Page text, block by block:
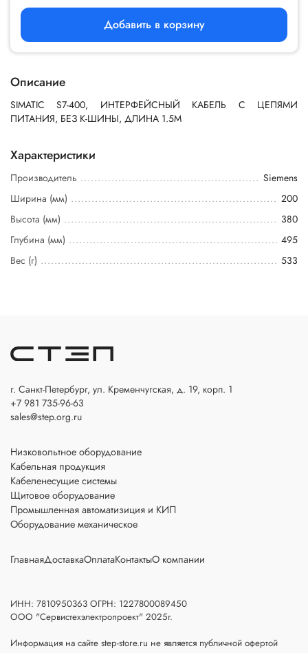
Добавить в корзину
Описание
SIMATIC S7-400, ИНТЕРФЕЙСНЫЙ КАБЕЛЬ С ЦЕПЯМИ
ПИТАНИЯ, БЕЗ K-ШИНЫ, ДЛИНА 1.5M
Характеристики
Производитель
Siemens
Ширина (мм)
200
Высота (мм)
380
Глубина (мм)
495
Вес (г)
533
г. Санкт-Петербург, ул. Кременчугская, д. 19, корп. 1
+7 981 735-96-63
sales@step.org.ru
ГлавнаяДоставкаОплатаКонтактыО компании
Низковольтное оборудование
Кабельная продукция
Кабеленесущие системы
Щитовое оборудование
Промышленная автоматизиция и КИП
Оборудование механическое
ИНН: 7810950363 ОГРН: 1227800089450
ООО "Сервистехэлектропроект" 2025г.
Информация на сайте step-store.ru не является публичной офертой